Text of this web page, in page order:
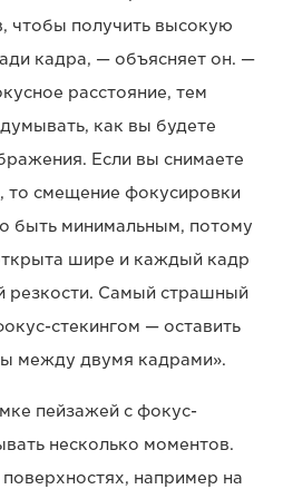
чтобы получить высокую
кадра, — объясняет он. —
расстояние, тем
как вы будете
Если вы снимаете
то смещение фокусировки
быть минимальным, потому
шире и каждый кадр
резкости. Самый страшный
стекингом — оставить
между двумя кадрами».
пейзажей с фокус-
несколько моментов.
например на